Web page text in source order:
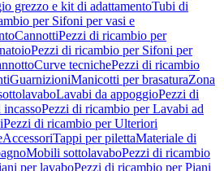
grezzo e kit di adattamentoTubi di
per Sifoni per vasi e
CannottiPezzi di ricambio per
Pezzi di ricambio per Sifoni per
Curve tecnichePezzi di ricambio
GuarnizioniManicotti per brasaturaZona
Lavabi da appoggioPezzi di
Pezzi di ricambio per Lavabi ad
Pezzi di ricambio per Ulteriori
AccessoriTappi per pilettaMateriale di
Mobili sottolavaboPezzi di ricambio
per lavaboPezzi di ricambio per Piani